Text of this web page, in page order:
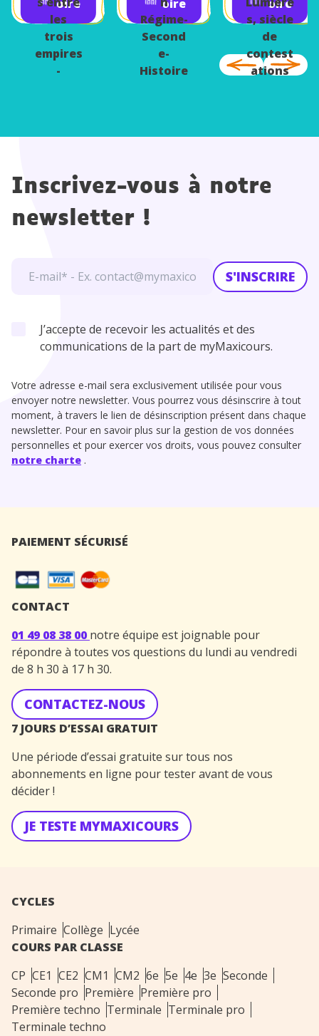
oire
les
trois
empires
-
Palerme
oire
Régime-
Second
e-
Histoire
oire
s, siècle
de
contest
ations
Inscrivez-vous à notre
newsletter !
S'INSCRIRE
J’accepte de recevoir les actualités et des
communications de la part de myMaxicours.
Votre adresse e-mail sera exclusivement utilisée pour vous
envoyer notre newsletter. Vous pourrez vous désinscrire à tout
moment, à travers le lien de désinscription présent dans chaque
newsletter. Pour en savoir plus sur la gestion de vos données
personnelles et pour exercer vos droits, vous pouvez consulter
notre charte .
PAIEMENT SÉCURISÉ
CONTACT
01 49 08 38 00 notre équipe est joignable pour
répondre à toutes vos questions du lundi au vendredi
de 8 h 30 à 17 h 30.
CONTACTEZ-NOUS
7 JOURS D’ESSAI GRATUIT
Une période d’essai gratuite sur tous nos
abonnements en ligne pour tester avant de vous
décider !
JE TESTE MYMAXICOURS
CYCLES
Primaire Collège Lycée
COURS PAR CLASSE
CP CE1 CE2 CM1 CM2 6e 5e 4e 3e Seconde
Seconde pro Première Première pro
Première techno Terminale Terminale pro
Terminale techno